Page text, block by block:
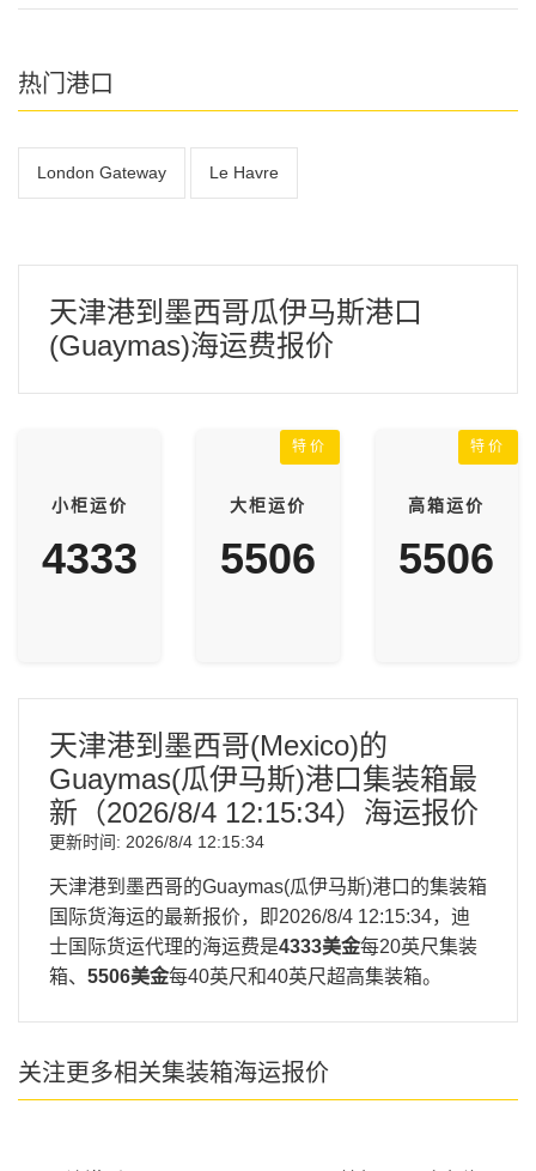
热门港口
London Gateway Le Havre
天津港到墨西哥瓜伊马斯港口
(Guaymas)海运费报价
小柜运价
4333
特价
大柜运价
5506
特价
高箱运价
5506
天津港到墨西哥(Mexico)的
Guaymas(瓜伊马斯)港口集装箱最
新（2026/8/4 12:15:34）海运报价
更新时间: 2026/8/4 12:15:34
天津港到墨西哥的Guaymas(瓜伊马斯)港口的集装箱
国际货海运的最新报价，即2026/8/4 12:15:34，迪
士国际货运代理的海运费是4333美金每20英尺集装
箱、 5506美金每40英尺和40英尺超高集装箱。
关注更多相关集装箱海运报价